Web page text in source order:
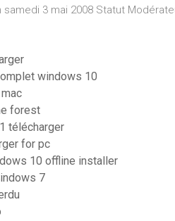
3 mai 2008 Statut
windows 10
forest
télécharger
for pc
10 offline installer
7